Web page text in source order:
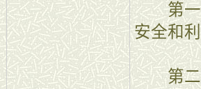
第一条
安全和
第二条